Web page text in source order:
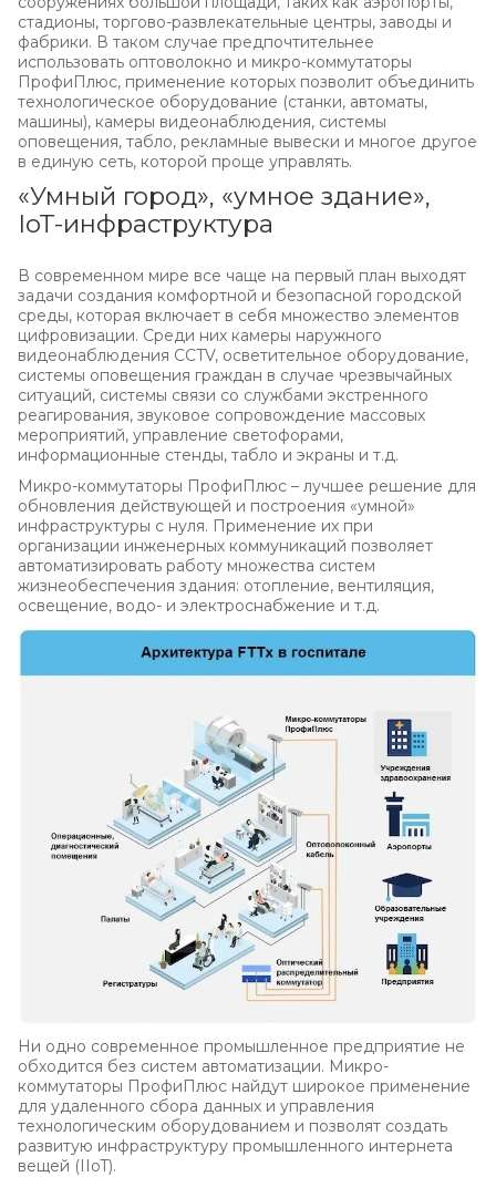
стадионы, торгово-развлекательные центры, заводы и
фабрики. В таком случае предпочтительнее
использовать оптоволокно и микро-коммутаторы
ПрофиПлюс, применение которых позволит объединить
технологическое оборудование (станки, автоматы,
машины), камеры видеонаблюдения, системы
оповещения, табло, рекламные вывески и многое другое
в единую сеть, которой проще управлять.
«Умный город», «умное здание»,
IoT-инфраструктура
В современном мире все чаще на первый план выходят
задачи создания комфортной и безопасной городской
среды, которая включает в себя множество элементов
цифровизации. Среди них камеры наружного
видеонаблюдения CCTV, осветительное оборудование,
системы оповещения граждан в случае чрезвычайных
ситуаций, системы связи со службами экстренного
реагирования, звуковое сопровождение массовых
мероприятий, управление светофорами,
информационные стенды, табло и экраны и т.д.
Микро-коммутаторы ПрофиПлюс – лучшее решение для
обновления действующей и построения «умной»
инфраструктуры с нуля. Применение их при
организации инженерных коммуникаций позволяет
автоматизировать работу множества систем
жизнеобеспечения здания: отопление, вентиляция,
освещение, водо- и электроснабжение и т.д.
Ни одно современное промышленное предприятие не
обходится без систем автоматизации. Микро-
коммутаторы ПрофиПлюс найдут широкое применение
для удаленного сбора данных и управления
технологическим оборудованием и позволят создать
развитую инфраструктуру промышленного интернета
вещей (IIoT).